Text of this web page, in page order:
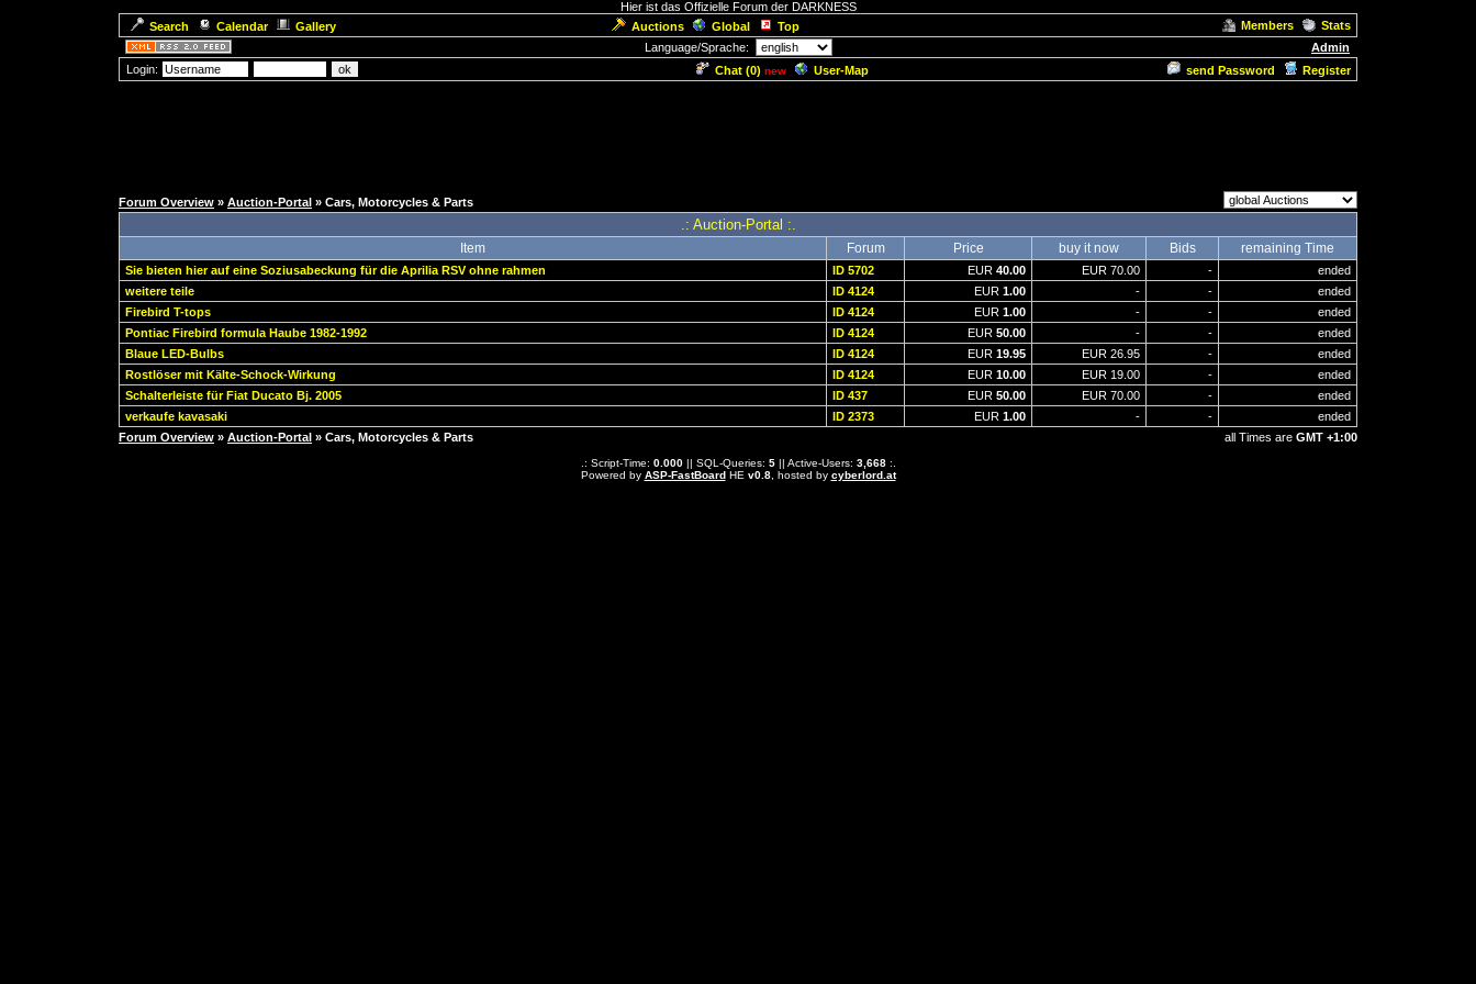
Hier ist das Offizielle Forum der DARKNESS
Search
Calendar Gallery Auctions Global Top Members
Stats
Language/Sprache:
Admin
Login:
Chat (0) new User-Map send Password Register
Forum Overview » Auction-Portal » Cars, Motorcycles & Parts
.: Auction-Portal :.
Item Forum Price buy it now Bids remaining Time
Sie bieten hier auf eine Soziusabeckung für die Aprilia RSV ohne rahmen ID 5702 EUR 40.00 EUR 70.00 -
ended
weitere teile
ID 4124 EUR 1.00 - -
ended
Firebird T-tops
ID 4124 EUR 1.00 - -
ended
Pontiac Firebird formula Haube 1982-1992
ID 4124 EUR 50.00 - -
ended
Blaue LED-Bulbs
ID 4124 EUR 19.95 EUR 26.95 -
ended
Rostlöser mit Kälte-Schock-Wirkung
ID 4124 EUR 10.00 EUR 19.00 -
ended
Schalterleiste für Fiat Ducato Bj. 2005
ID 437 EUR 50.00 EUR 70.00 -
ended
verkaufe kavasaki
ID 2373 EUR 1.00 - -
ended
Forum Overview » Auction-Portal » Cars, Motorcycles & Parts all Times are GMT +1:00
.: Script-Time: 0.000|| SQL-Queries: 5|| Active-Users: 3,668:.
Powered by ASP-FastBoardHE v0.8, hosted by cyberlord.at